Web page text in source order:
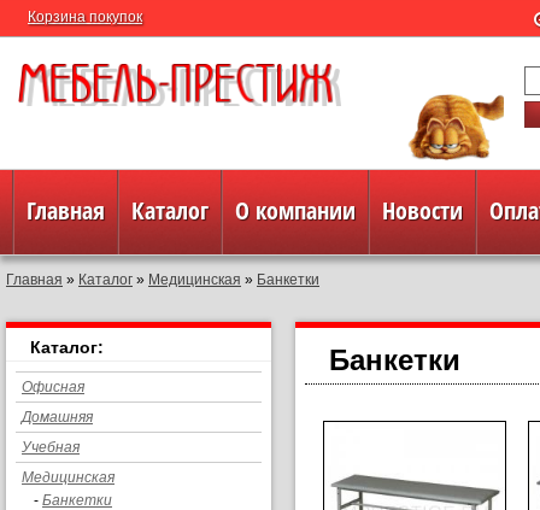
Корзина покупок
Главная Каталог О компании Новости
Главная » Каталог » Медицинская » Банкетки
Каталог:
Офисная
Домашняя
Учебная
Медицинская
- Банкетки
Банкетки